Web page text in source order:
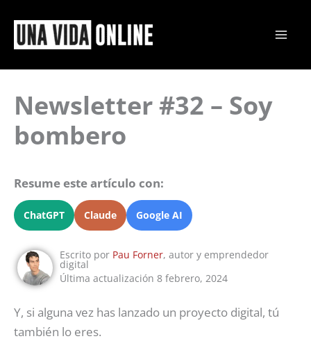
contenido
Newsletter #32 – Soy
bombero
Resume este artículo con:
ChatGPT Claude Google AI
Escrito por Pau Forner, autor y emprendedor
digital
Última actualización 8 febrero, 2024
Y, si alguna vez has lanzado un proyecto digital, tú
también lo eres.